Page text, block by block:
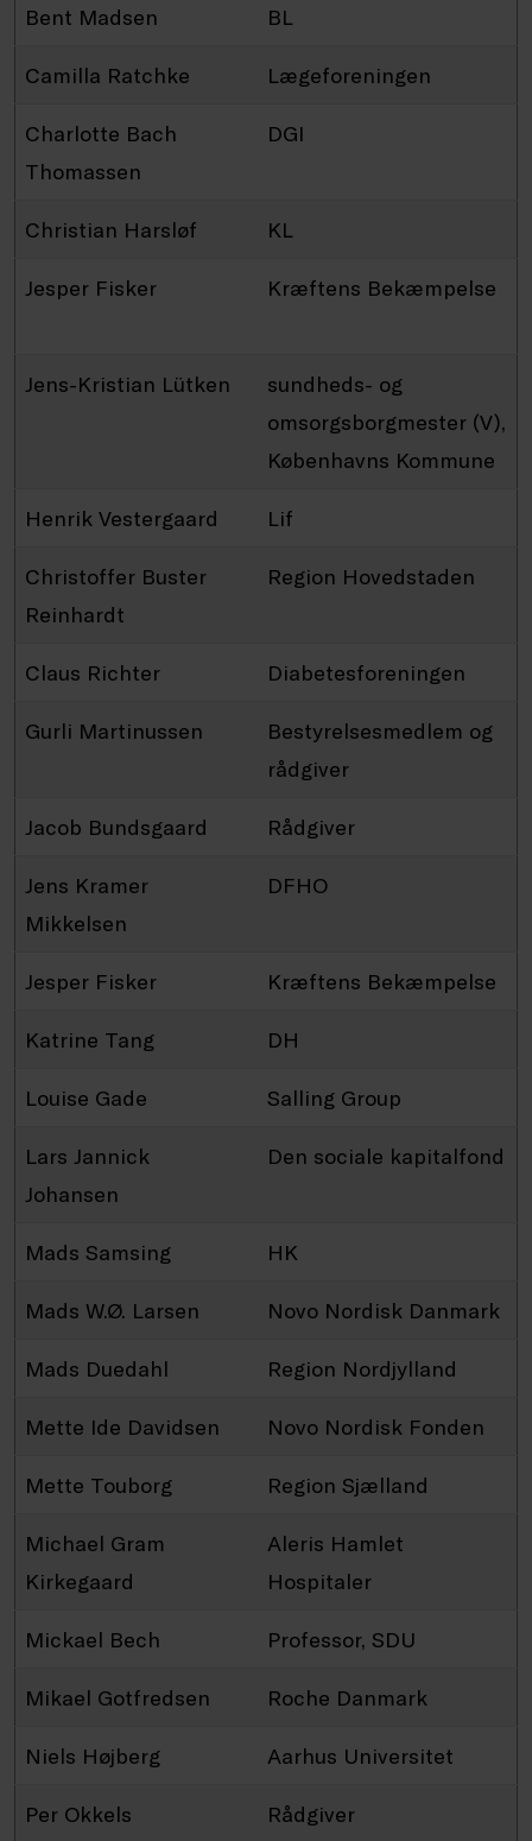
Bent Madsen BL
Camilla Ratchke Lægeforeningen
Charlotte Bach
Thomassen
DGI
Christian Harsløf KL
Jesper Fisker Kræftens Bekæmpelse
Jens-Kristian Lütken
sundheds- og
omsorgsborgmester (V),
Københavns Kommune
Henrik Vestergaard Lif
Christoffer Buster
Reinhardt
Region Hovedstaden
Claus Richter Diabetesforeningen
Gurli Martinussen
Bestyrelsesmedlem og
rådgiver
Jacob Bundsgaard Rådgiver
Jens Kramer
Mikkelsen
DFHO
Jesper Fisker Kræftens Bekæmpelse
Katrine Tang DH
Louise Gade Salling Group
Lars Jannick
Johansen
Den sociale kapitalfond
Mads Samsing HK
Mads W.Ø. Larsen Novo Nordisk Danmark
Mads Duedahl Region Nordjylland
Mette Ide Davidsen Novo Nordisk Fonden
Mette Touborg Region Sjælland
Michael Gram
Kirkegaard
Aleris Hamlet
Hospitaler
Mickael Bech Professor, SDU
Mikael Gotfredsen Roche Danmark
Niels Højberg Aarhus Universitet
Per Okkels Rådgiver